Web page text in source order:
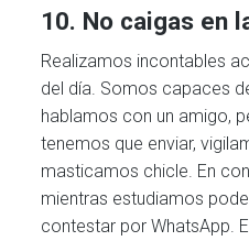
10. No caigas en
Realizamos incontables
del día. Somos capaces
hablamos con un amigo,
tenemos que enviar,
masticamos chicle. En
mientras estudiamos
contestar por WhatsApp.